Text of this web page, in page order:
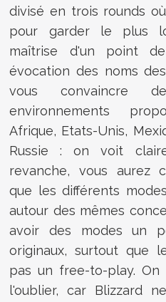
divisé en trois rounds
pour garder le plus
maîtrise d'un point
évocation des noms
vous convaincre
environnements
Afrique, Etats-Unis,
Russie : on voit
revanche, vous aurez
que les différents
autour des mêmes
avoir des modes un
originaux, surtout que
pas un free-to-play.
l'oublier, car Blizzard